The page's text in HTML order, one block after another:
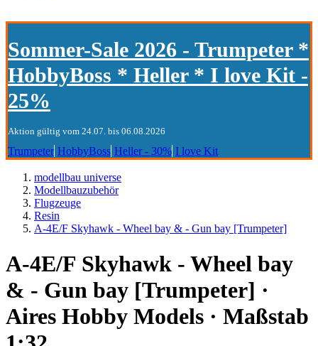
Sommer-Sale 2026 - Trumpeter *
HobbyBoss * Heller * I love Kit -
25%
Aktion gültig vom 24.07. bis 06.08.2026
Trumpeter HobbyBoss Heller - 30% I love Kit
modellbau universe
Modellbauzubehör
Flugzeuge
Resin
A-4E/F Skyhawk - Wheel bay & - Gun bay [Trumpeter]
A-4E/F Skyhawk - Wheel bay
& - Gun bay [Trumpeter] ·
Aires Hobby Models · Maßstab